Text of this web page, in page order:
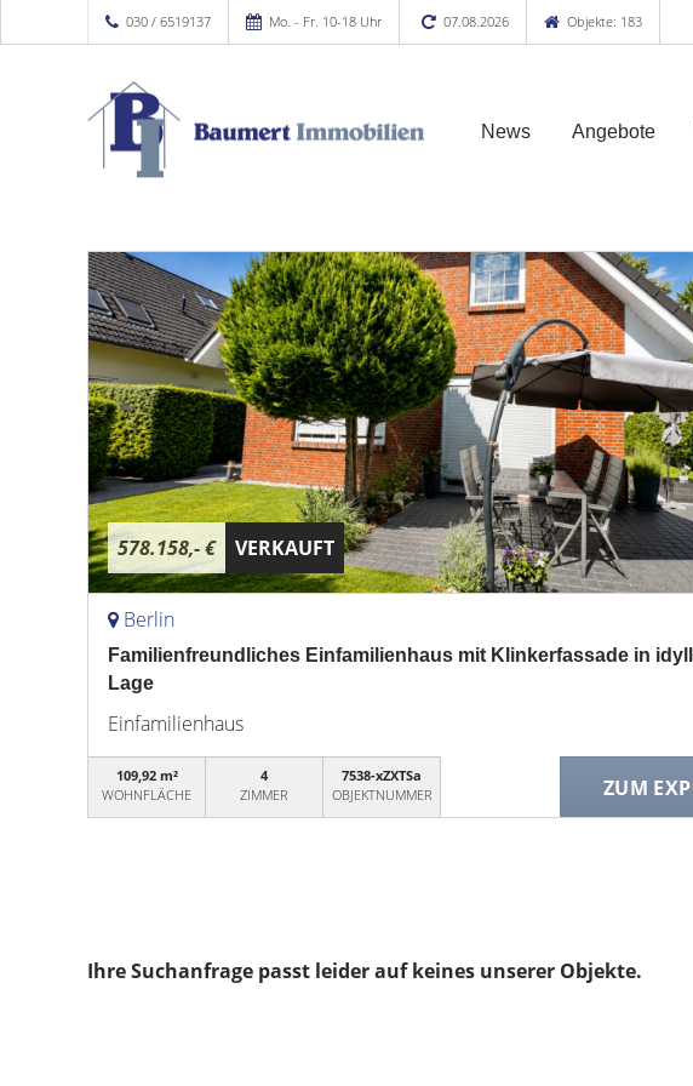
030 / 6519137 Mo. - Fr. 10-18 Uhr 07.08.2026 Objekte: 183
News Angebote
578.158,- € VERKAUFT
Berlin
Familienfreundliches Einfamilienhaus mit Klinkerfassade in
Lage
Einfamilienhaus
109,92 m²
WOHNFLÄCHE
4
ZIMMER
7538-xZXTSa
OBJEKTNUMMER
ZUM
Ihre Suchanfrage passt leider auf keines unserer Objekte.